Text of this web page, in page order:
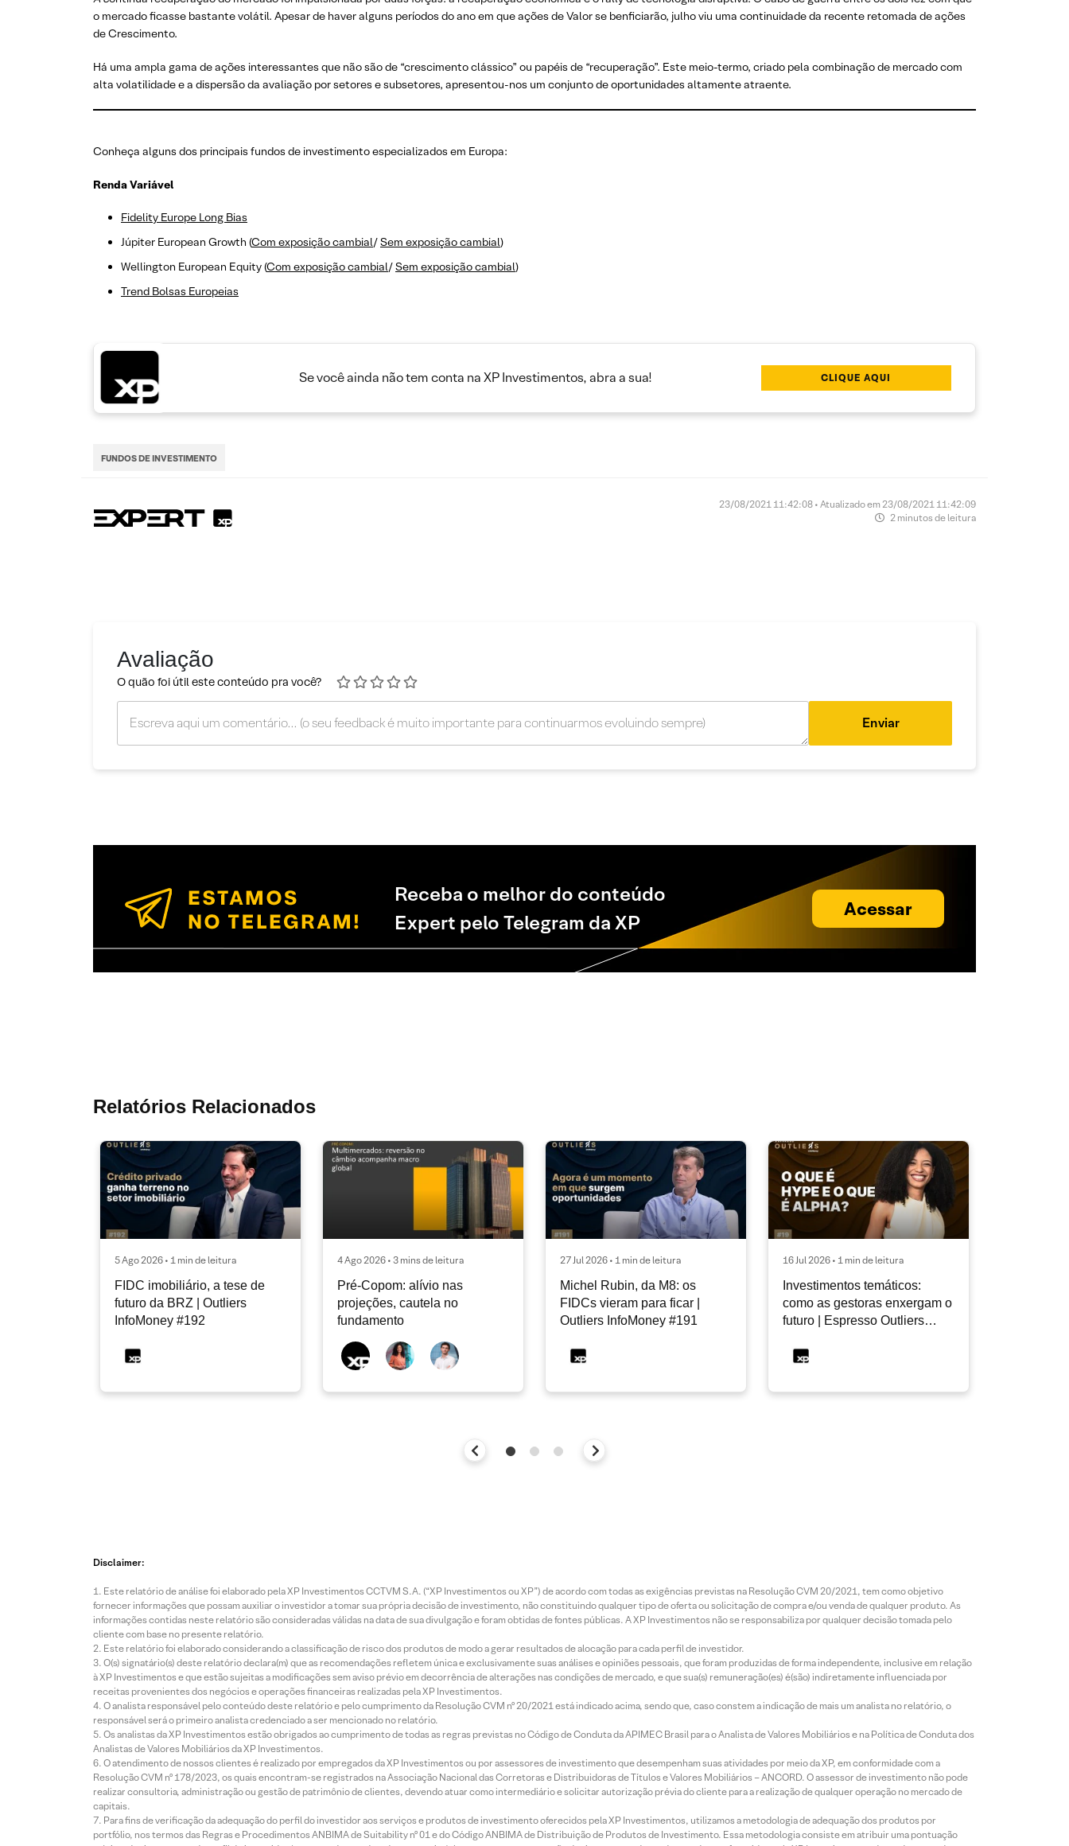
o mercado ficasse bastante volátil. Apesar de haver alguns períodos do ano em que ações de Valor se benficiarão, julho viu uma continuidade da recente retomada de ações
de Crescimento.
Há uma ampla gama de ações interessantes que não são de “crescimento clássico” ou papéis de “recuperação”. Este meio-termo, criado pela combinação de mercado com
alta volatilidade e a dispersão da avaliação por setores e subsetores, apresentou-nos um conjunto de oportunidades altamente atraente.
Conheça alguns dos principais fundos de investimento especializados em Europa:
Renda Variável
Fidelity Europe Long Bias
Júpiter European Growth (Com exposição cambial/Sem exposição cambial)
Wellington European Equity (Com exposição cambial/Sem exposição cambial)
Trend Bolsas Europeias
Se você ainda não tem conta na XP Investimentos, abra a sua! CLIQUE AQUI
FUNDOS DE INVESTIMENTO
23/08/2021 11:42:08 • Atualizado em 23/08/2021 11:42:09
2 minutos de leitura
Avaliação
O quão foi útil este conteúdo pra você?
Enviar
Receba o melhor do conteúdo
Expert pelo Telegram da XP
Acessar
Relatórios Relacionados
5 Ago 2026 • 1 min de leitura
FIDC imobiliário, a tese de
futuro da BRZ | Outliers
InfoMoney #192
4 Ago 2026 • 3 mins de leitura
Pré-Copom: alívio nas
projeções, cautela no
fundamento
27 Jul 2026 • 1 min de leitura
Michel Rubin, da M8: os
FIDCs vieram para ficar |
Outliers InfoMoney #191
16 Jul 2026 • 1 min de leitura
Investimentos temáticos:
como as gestoras enxergam o
futuro | Espresso Outliers
Disclaimer:
Este relatório de análise foi elaborado pela XP Investimentos CCTVM S.A. (“XP Investimentos ou XP”) de acordo com todas as exigências previstas na Resolução CVM 20/2021, tem como objetivo
fornecer informações que possam auxiliar o investidor a tomar sua própria decisão de investimento, não constituindo qualquer tipo de oferta ou solicitação de compra e/ou venda de qualquer produto. As
informações contidas neste relatório são consideradas válidas na data de sua divulgação e foram obtidas de fontes públicas. A XP Investimentos não se responsabiliza por qualquer decisão tomada pelo
cliente com base no presente relatório.
Este relatório foi elaborado considerando a classificação de risco dos produtos de modo a gerar resultados de alocação para cada perfil de investidor.
O(s) signatário(s) deste relatório declara(m) que as recomendações refletem única e exclusivamente suas análises e opiniões pessoais, que foram produzidas de forma independente, inclusive em relação
à XP Investimentos e que estão sujeitas a modificações sem aviso prévio em decorrência de alterações nas condições de mercado, e que sua(s) remuneração(es) é(são) indiretamente influenciada por
receitas provenientes dos negócios e operações financeiras realizadas pela XP Investimentos.
O analista responsável pelo conteúdo deste relatório e pelo cumprimento da Resolução CVM nº 20/2021 está indicado acima, sendo que, caso constem a indicação de mais um analista no relatório, o
responsável será o primeiro analista credenciado a ser mencionado no relatório.
Os analistas da XP Investimentos estão obrigados ao cumprimento de todas as regras previstas no Código de Conduta da APIMEC Brasil para o Analista de Valores Mobiliários e na Política de Conduta dos
Analistas de Valores Mobiliários da XP Investimentos.
O atendimento de nossos clientes é realizado por empregados da XP Investimentos ou por assessores de investimento que desempenham suas atividades por meio da XP, em conformidade com a
Resolução CVM nº 178/2023, os quais encontram-se registrados na Associação Nacional das Corretoras e Distribuidoras de Títulos e Valores Mobiliários – ANCORD. O assessor de investimento não pode
realizar consultoria, administração ou gestão de patrimônio de clientes, devendo atuar como intermediário e solicitar autorização prévia do cliente para a realização de qualquer operação no mercado de
capitais.
Para fins de verificação da adequação do perfil do investidor aos serviços e produtos de investimento oferecidos pela XP Investimentos, utilizamos a metodologia de adequação dos produtos por
portfólio, nos termos das Regras e Procedimentos ANBIMA de Suitability nº 01 e do Código ANBIMA de Distribuição de Produtos de Investimento. Essa metodologia consiste em atribuir uma pontuação